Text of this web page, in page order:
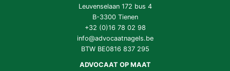
Leuvenselaan 172 bus 4
B-3300 Tienen
+32 (0)16 78 02 98
info@advocaatnagels.be
BTW BE0816 837 295
ADVOCAAT OP MAAT